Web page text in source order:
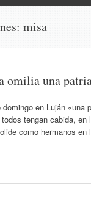
misa
una
en Luján
tengan cabida,
como hermanos